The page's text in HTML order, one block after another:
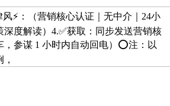
⚡：（营销核心认证｜无中介｜24小
深度解读）4.✅获取：同步发送营销核
，参谋 1 小时内自动回电）⭕注：以